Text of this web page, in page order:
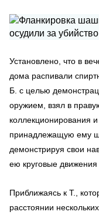
Установлено, что в
дома распивали
Б. с целью
оружием, взял в
коллекционирования
принадлежащую ему
демонстрируя свои
ею круговые движения
Приближаясь к Т.,
расстоянии